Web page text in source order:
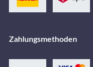
Zahlungsmethoden